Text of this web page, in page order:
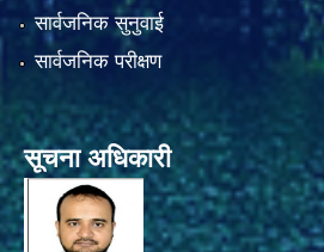
सार्वजनिक सुनुवाई
सार्वजनिक परीक्षण
सूचना अधिकारी